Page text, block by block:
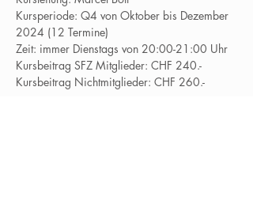
Kursperiode: Q4 von Oktober bis Dezember
2024 (12 Termine)
Zeit: immer Dienstags von 20:00-21:00 Uhr
Kursbeitrag SFZ Mitglieder: CHF 240.-
Kursbeitrag Nichtmitglieder: CHF 260.-